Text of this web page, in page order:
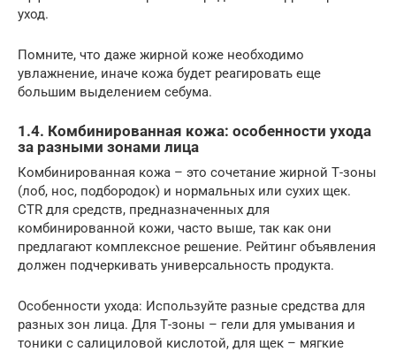
уход.
Помните, что даже жирной коже необходимо
увлажнение, иначе кожа будет реагировать еще
большим выделением себума.
1.4. Комбинированная кожа: особенности ухода
за разными зонами лица
Комбинированная кожа – это сочетание жирной Т-зоны
(лоб, нос, подбородок) и нормальных или сухих щек.
CTR для средств, предназначенных для
комбинированной кожи, часто выше, так как они
предлагают комплексное решение. Рейтинг объявления
должен подчеркивать универсальность продукта.
Особенности ухода: Используйте разные средства для
разных зон лица. Для Т-зоны – гели для умывания и
тоники с салициловой кислотой, для щек – мягкие